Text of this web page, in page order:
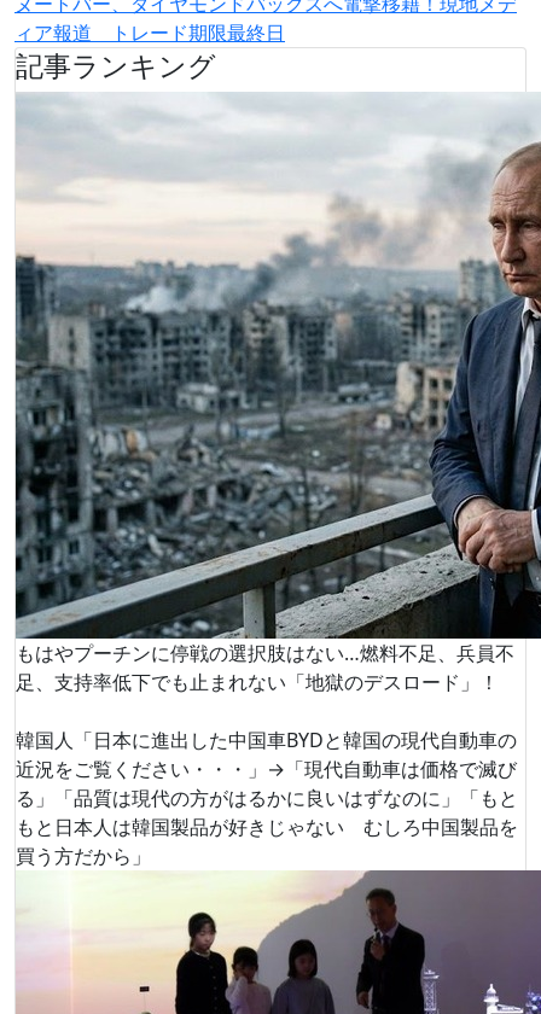
ィア報道 トレード期限最終日
記事ランキング
もはやプーチンに停戦の選択肢はない…燃料不足、兵員不
足、支持率低下でも止まれない「地獄のデスロード」！
韓国人「日本に進出した中国車BYDと韓国の現代自動車の
近況をご覧ください・・・」→「現代自動車は価格で滅び
る」「品質は現代の方がはるかに良いはずなのに」「もと
もと日本人は韓国製品が好きじゃない むしろ中国製品を
買う方だから」